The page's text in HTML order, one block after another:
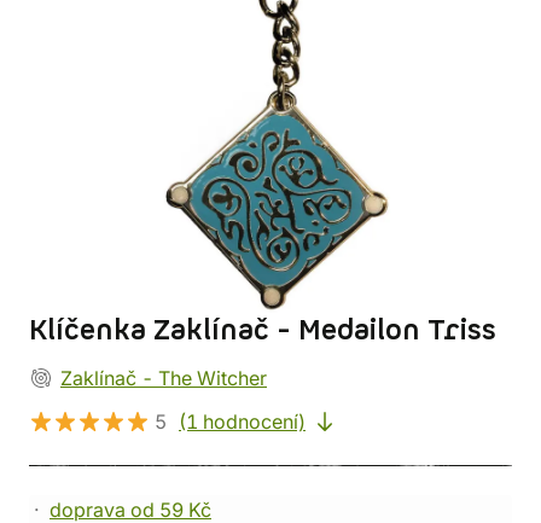
Klíčenka Zaklínač - Medailon Triss
Zaklínač - The Witcher
5
(1 hodnocení)
doprava od 59 Kč